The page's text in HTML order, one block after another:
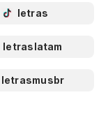
letras
letraslatam
letrasmusbr